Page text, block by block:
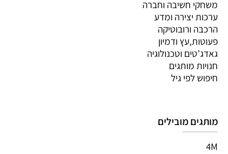
משחקי חשיבה וחברה
ערכות יצירה ומדע
הרכבה ורובוטיקה
פעוטות,עץ ודמיון
גאדג’טים וטכנולוגיה
חנויות מותגים
חיפוש לפי גיל
מותגים מובילים
4M